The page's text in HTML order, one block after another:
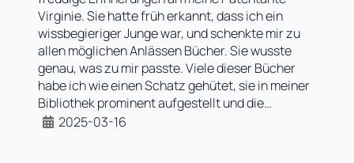
Virginie. Sie hatte früh erkannt, dass ich ein
wissbegieriger Junge war, und schenkte mir zu
allen möglichen Anlässen Bücher. Sie wusste
genau, was zu mir passte. Viele dieser Bücher
habe ich wie einen Schatz gehütet, sie in meiner
Bibliothek prominent aufgestellt und die…
2025-03-16